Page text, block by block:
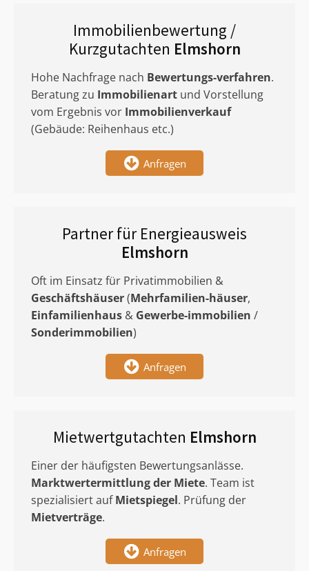
Immobilienbewertung /
Kurzgutachten Elmshorn
Hohe Nachfrage nach Bewertungs-verfahren.
Beratung zu Immobilienart und Vorstellung
vom Ergebnis vor Immobilienverkauf
(Gebäude: Reihenhaus etc.)
Anfragen
Partner für Energieausweis
Elmshorn
Oft im Einsatz für Privatimmobilien &
Geschäftshäuser(Mehrfamilien-häuser,
Einfamilienhaus & Gewerbe-immobilien /
Sonderimmobilien)
Anfragen
Mietwertgutachten Elmshorn
Einer der häufigsten Bewertungsanlässe.
Marktwertermittlungder Miete. Team ist
spezialisiert aufMietspiegel. Prüfung der
Mietverträge.
Anfragen